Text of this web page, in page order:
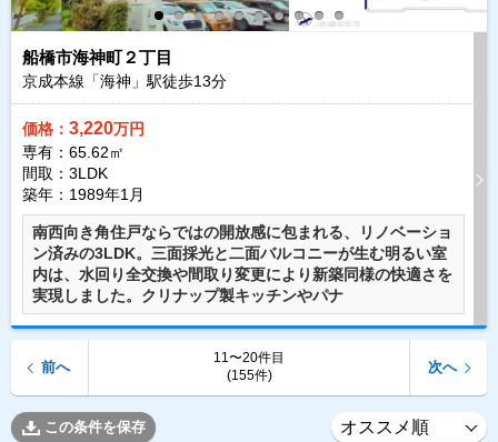
船橋市海神町２丁目
京成本線「海神」駅徒歩13分
価格： 3,220万円
専有：65.62㎡
間取：3LDK
築年：1989年1月
南西向き角住戸ならではの開放感に包まれる、リノベーショ
ン済みの3LDK。三面採光と二面バルコニーが生む明るい室
内は、水回り全交換や間取り変更により新築同様の快適さを
実現しました。クリナップ製キッチンやパナ
11〜20件目
(155件)
前へ 次へ
この条件を保存